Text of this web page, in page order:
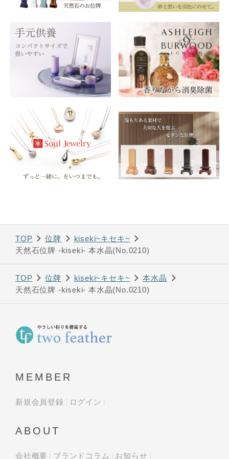
TOP 位牌
kiseki~キセキ~
天然石位牌 -kiseki- 本水晶(No.0210)
TOP 位牌 kiseki~キセキ~
本水晶
天然石位牌 -kiseki- 本水晶(No.0210)
MEMBER
新規会員登録 ログイン
ABOUT
会社概要 ブランドコラム お知らせ